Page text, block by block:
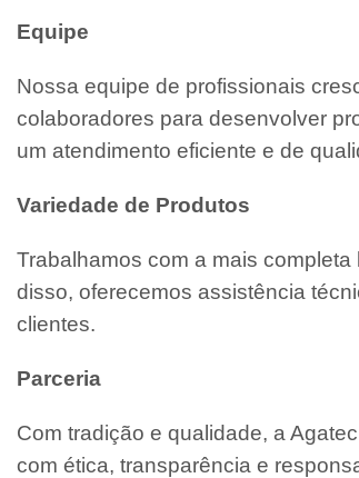
Equipe
Nossa equipe de profissionais
colaboradores para desenvolver
um atendimento eficiente e de
Variedade de Produtos
Trabalhamos com a mais
disso, oferecemos assistência
clientes.
Parceria
Com tradição e qualidade, a
com ética, transparência e